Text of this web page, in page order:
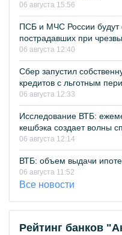
06 августа 15:56
ПСБ и МЧС России будут
пострадавших при
06 августа 12:40
Сбер запустил
кредитов с льготным
06 августа 12:33
Исследование ВТБ:
кешбэка создает волны
06 августа 12:14
ВТБ: объем выдачи
06 августа 11:52
Все новости
Рейтинг банков